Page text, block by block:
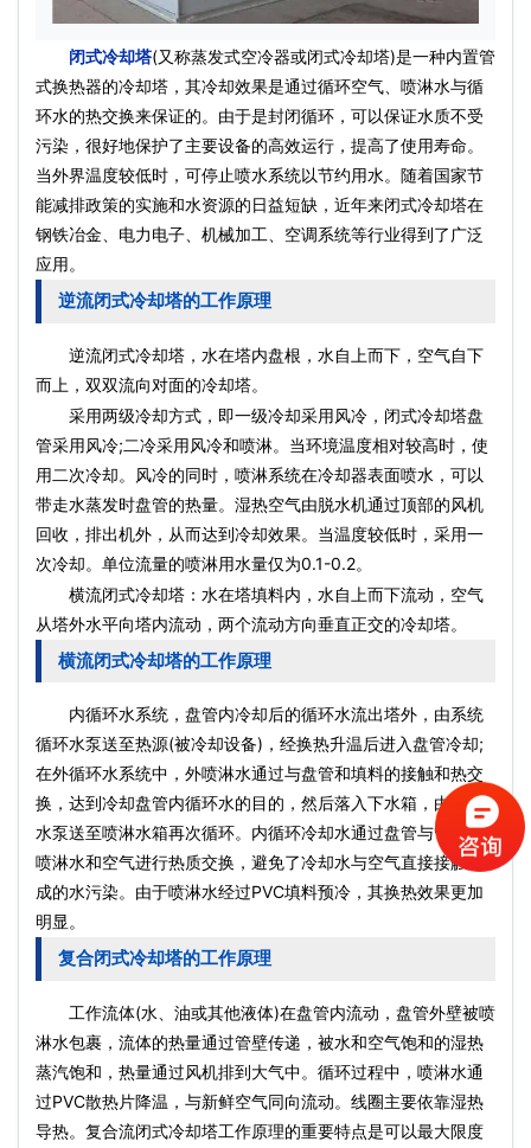
闭式冷却塔(又称蒸发式空冷器或闭式冷却塔)是一种内置管
式换热器的冷却塔，其冷却效果是通过循环空气、喷淋水与循
环水的热交换来保证的。由于是封闭循环，可以保证水质不受
污染，很好地保护了主要设备的高效运行，提高了使用寿命。
当外界温度较低时，可停止喷水系统以节约用水。随着国家节
能减排政策的实施和水资源的日益短缺，近年来闭式冷却塔在
钢铁冶金、电力电子、机械加工、空调系统等行业得到了广泛
应用。
逆流闭式冷却塔的工作原理
逆流闭式冷却塔，水在塔内盘根，水自上而下，空气自下
而上，双双流向对面的冷却塔。
采用两级冷却方式，即一级冷却采用风冷，闭式冷却塔盘
管采用风冷;二冷采用风冷和喷淋。当环境温度相对较高时，使
用二次冷却。风冷的同时，喷淋系统在冷却器表面喷水，可以
带走水蒸发时盘管的热量。湿热空气由脱水机通过顶部的风机
回收，排出机外，从而达到冷却效果。当温度较低时，采用一
次冷却。单位流量的喷淋用水量仅为0.1-0.2。
横流闭式冷却塔：水在塔填料内，水自上而下流动，空气
从塔外水平向塔内流动，两个流动方向垂直正交的冷却塔。
横流闭式冷却塔的工作原理
内循环水系统，盘管内冷却后的循环水流出塔外，由系统
循环水泵送至热源(被冷却设备)，经换热升温后进入盘管冷却;
在外循环水系统中，外喷淋水通过与盘管和填料的接触和热交
换，达到冷却盘管内循环水的目的，然后落入下水箱，由喷淋
水泵送至喷淋水箱再次循环。内循环冷却水通过盘管与管外的
喷淋水和空气进行热质交换，避免了冷却水与空气直接接触造
成的水污染。由于喷淋水经过PVC填料预冷，其换热效果更加
明显。
复合闭式冷却塔的工作原理
工作流体(水、油或其他液体)在盘管内流动，盘管外壁被喷
淋水包裹，流体的热量通过管壁传递，被水和空气饱和的湿热
蒸汽饱和，热量通过风机排到大气中。循环过程中，喷淋水通
过PVC散热片降温，与新鲜空气同向流动。线圈主要依靠湿热
导热。复合流闭式冷却塔工作原理的重要特点是可以最大限度